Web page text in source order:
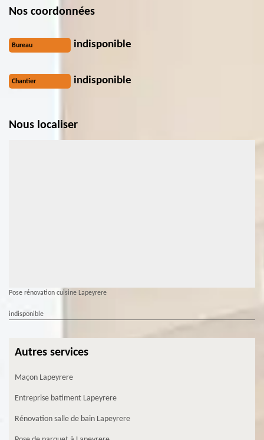
Nos coordonnées
Bureau indisponible
Chantier indisponible
Nous localiser
Pose rénovation cuisine Lapeyrere
indisponible
Autres services
Maçon Lapeyrere
Entreprise batiment Lapeyrere
Rénovation salle de bain Lapeyrere